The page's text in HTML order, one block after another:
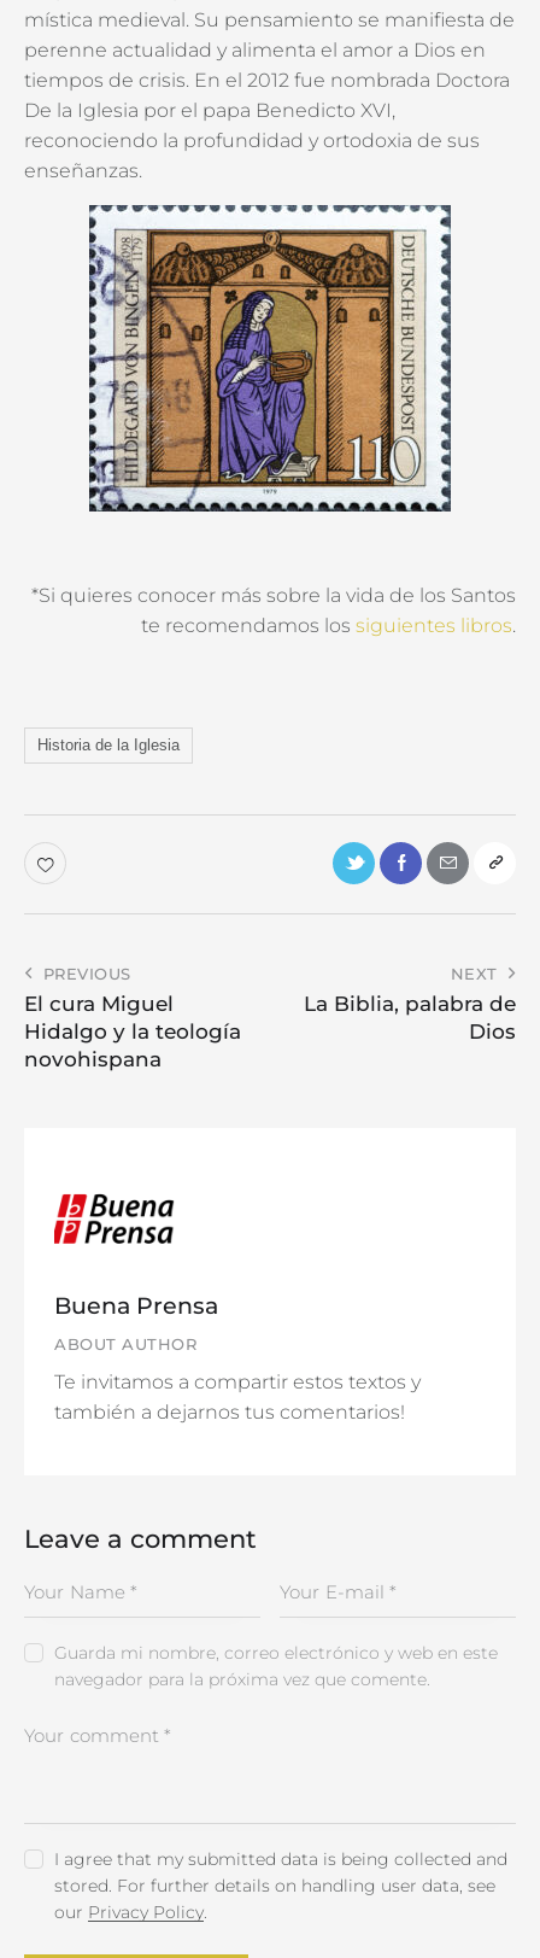
mística medieval. Su pensamiento se manifiesta de
perenne actualidad y alimenta el amor a Dios en
tiempos de crisis. En el 2012 fue nombrada Doctora
De la Iglesia por el papa Benedicto XVI,
reconociendo la profundidad y ortodoxia de sus
enseñanzas.
*Si quieres conocer más sobre la vida de los Santos
te recomendamos los siguientes libros.
Historia de la Iglesia
PREVIOUS
El cura Miguel
Hidalgo y la teología
novohispana
NEXT
La Biblia, palabra de
Dios
Buena Prensa
ABOUT AUTHOR
Te invitamos a compartir estos textos y
también a dejarnos tus comentarios!
Leave a comment
Guarda mi nombre, correo electrónico y web en este
navegador para la próxima vez que comente.
I agree that my submitted data is being collected and
stored. For further details on handling user data, see
our Privacy Policy.